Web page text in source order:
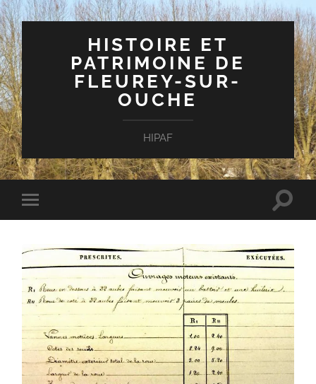
HISTOIRE ET
PATRIMOINE DE
FLEUREY-SUR-
OUCHE
HIPAF
Toggle
mobile
Toggle